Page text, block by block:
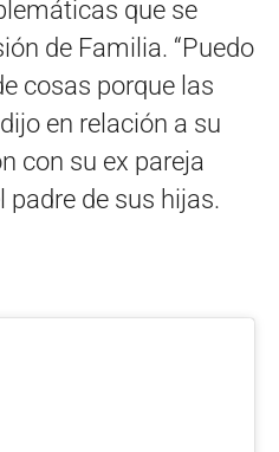
que se
de Familia. “Puedo
cosas porque las
en relación a su
con su ex pareja
padre de sus hijas.